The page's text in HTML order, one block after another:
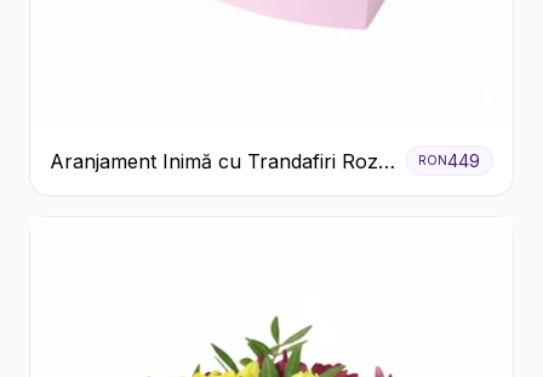
Aranjament Inimă cu Trandafiri Roz
și Gypsophila Albă
RON449